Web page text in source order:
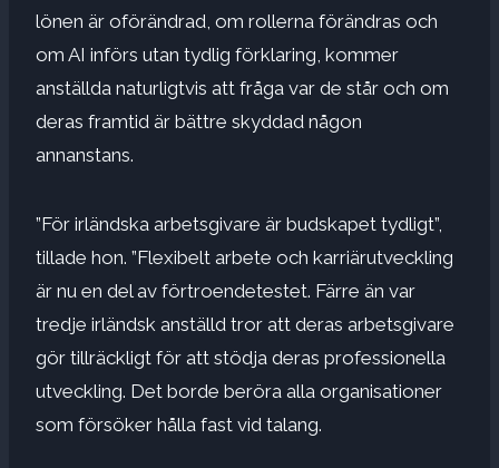
lönen är oförändrad, om rollerna förändras och
om AI införs utan tydlig förklaring, kommer
anställda naturligtvis att fråga var de står och om
deras framtid är bättre skyddad någon
annanstans.
”För irländska arbetsgivare är budskapet tydligt”,
tillade hon. ”Flexibelt arbete och karriärutveckling
är nu en del av förtroendetestet. Färre än var
tredje irländsk anställd tror att deras arbetsgivare
gör tillräckligt för att stödja deras professionella
utveckling. Det borde beröra alla organisationer
som försöker hålla fast vid talang.